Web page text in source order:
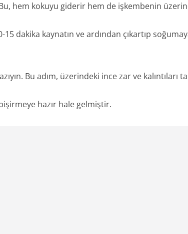
hem kokuyu giderir hem de işkembenin
dakika kaynatın ve ardından çıkartıp
Bu adım, üzerindeki ince zar ve
hazır hale gelmiştir.